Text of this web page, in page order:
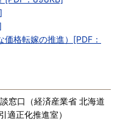
格転嫁の推進）[PDF：
窓口（経済産業省 北海道
適正化推進室）